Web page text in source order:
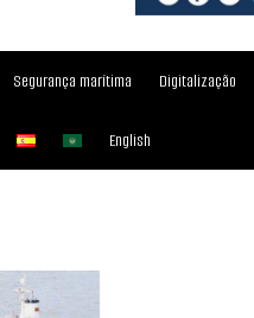
Segurança marítima Digitalização
English